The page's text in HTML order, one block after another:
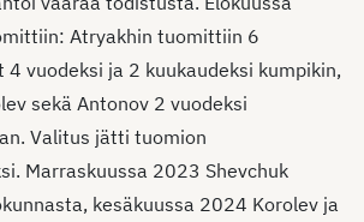
Atryakhin tuomittiin 6
4 vuodeksi ja 2 kuukaudeksi kumpikin,
sekä Antonov 2 vuodeksi
Valitus jätti tuomion
Marraskuussa 2023 Shevchuk
kesäkuussa 2024 Korolev ja